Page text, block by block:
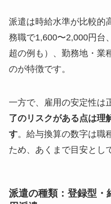
派遣は時給水準が比較的
務職で1,600〜2,000円台
超の例も）、勤務地・業
のが特徴です。
一方で、雇用の安定性は
了のリスクがある点は理
す。給与換算の数字は職
ため、あくまで目安とし
派遣の種類：登録型・